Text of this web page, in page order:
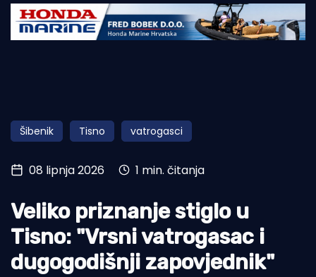
Početna
Obala
Otoci
Turizam i nautika
Pomorstvo
Ribolov
Ekologija
Šibenik Tisno vatrogasci
08 lipnja 2026 1 min. čitanja
Veliko priznanje stiglo u
Tisno: "Vrsni vatrogasac i
dugogodišnji zapovjednik"